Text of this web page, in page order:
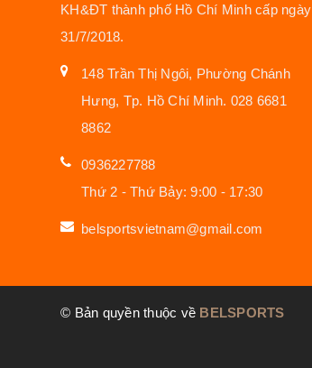
KH&ĐT thành phố Hồ Chí Minh cấp ngày
31/7/2018.
148 Trần Thị Ngôi, Phường Chánh
Hưng, Tp. Hồ Chí Minh. 028 6681
8862
0936227788
Thứ 2 - Thứ Bảy: 9:00 - 17:30
belsportsvietnam@gmail.com
© Bản quyền thuộc về BELSPORTS